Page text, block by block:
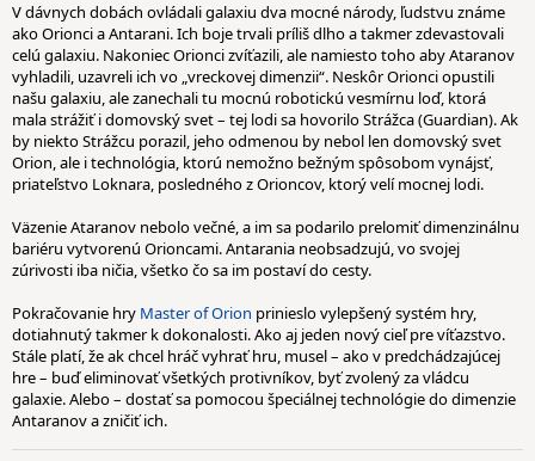
V dávnych dobách ovládali galaxiu dva mocné národy, ľudstvu známe
ako Orionci a Antarani. Ich boje trvali príliš dlho a takmer zdevastovali
celú galaxiu. Nakoniec Orionci zvíťazili, ale namiesto toho aby Ataranov
vyhladili, uzavreli ich vo „vreckovej dimenzii“. Neskôr Orionci opustili
našu galaxiu, ale zanechali tu mocnú robotickú vesmírnu loď, ktorá
mala strážiť i domovský svet – tej lodi sa hovorilo Strážca (Guardian). Ak
by niekto Strážcu porazil, jeho odmenou by nebol len domovský svet
Orion, ale i technológia, ktorú nemožno bežným spôsobom vynájsť,
priateľstvo Loknara, posledného z Orioncov, ktorý velí mocnej lodi.
Väzenie Ataranov nebolo večné, a im sa podarilo prelomiť dimenzinálnu
bariéru vytvorenú Orioncami. Antarania neobsadzujú, vo svojej
zúrivosti iba ničia, všetko čo sa im postaví do cesty.
Pokračovanie hry Master of Orion prinieslo vylepšený systém hry,
dotiahnutý takmer k dokonalosti. Ako aj jeden nový cieľ pre víťazstvo.
Stále platí, že ak chcel hráč vyhrať hru, musel – ako v predchádzajúcej
hre – buď eliminovať všetkých protivníkov, byť zvolený za vládcu
galaxie. Alebo – dostať sa pomocou špeciálnej technológie do dimenzie
Antaranov a zničiť ich.